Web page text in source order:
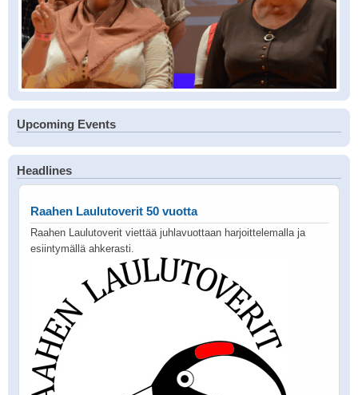
Upcoming Events
Headlines
Raahen Laulutoverit 50 vuotta
Raahen Laulutoverit viettää juhlavuottaan harjoittelemalla ja
esiintymällä ahkerasti.